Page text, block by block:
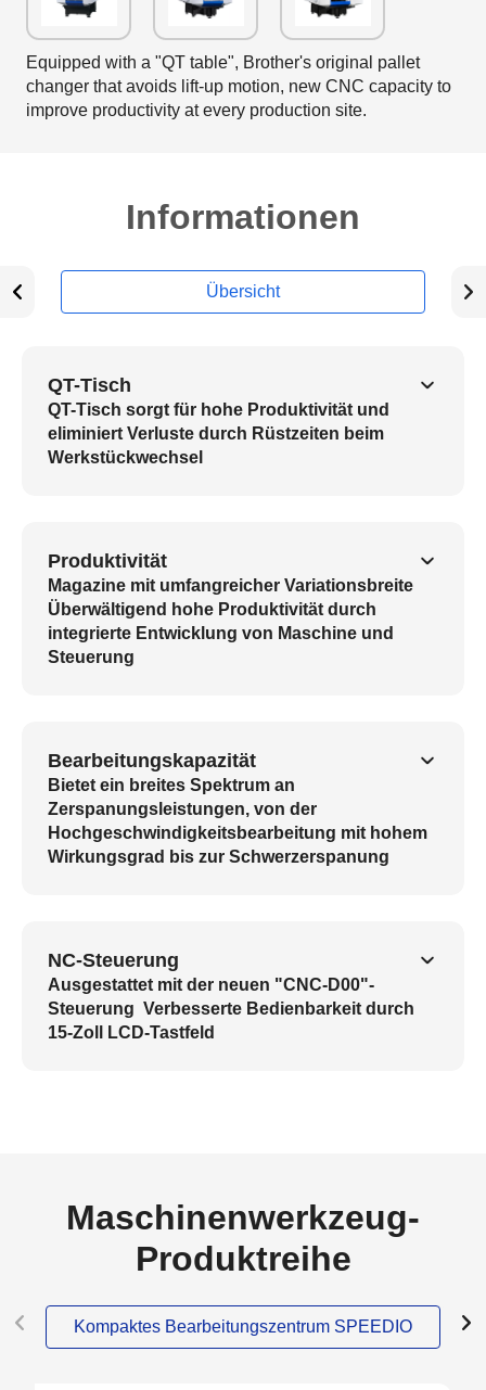
Equipped with a "QT table", Brother's original pallet
changer that avoids lift-up motion, new CNC capacity to
improve productivity at every production site.
Informationen
Übersicht
QT-Tisch
QT-Tisch sorgt für hohe Produktivität und
eliminiert Verluste durch Rüstzeiten beim
Werkstückwechsel
Produktivität
Magazine mit umfangreicher Variationsbreite
Überwältigend hohe Produktivität durch
integrierte Entwicklung von Maschine und
Steuerung
Bearbeitungskapazität
Bietet ein breites Spektrum an
Zerspanungsleistungen, von der
Hochgeschwindigkeitsbearbeitung mit hohem
Wirkungsgrad bis zur Schwerzerspanung
NC-Steuerung
Ausgestattet mit der neuen "CNC-D00"-
Steuerung Verbesserte Bedienbarkeit durch
15-Zoll LCD-Tastfeld
Maschinenwerkzeug-
Produktreihe
Kompaktes Bearbeitungszentrum SPEEDIO